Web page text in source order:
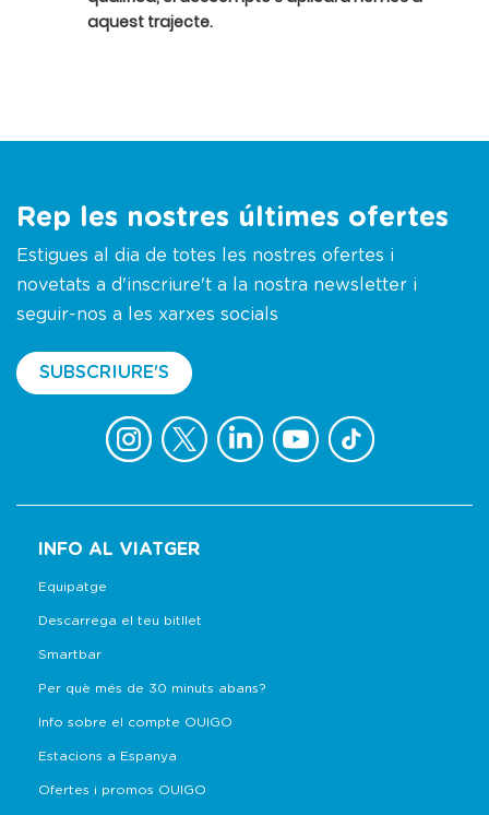
aquest trajecte.
Rep les nostres últimes ofertes
Estigues al dia de totes les nostres ofertes i
novetats a d'inscriure't a la nostra newsletter i
seguir-nos a les xarxes socials
SUBSCRIURE'S
INFO AL VIATGER
Equipatge
Descarrega el teu bitllet
Smartbar
Per què més de 30 minuts abans?
Info sobre el compte OUIGO
Estacions a Espanya
Ofertes i promos OUIGO